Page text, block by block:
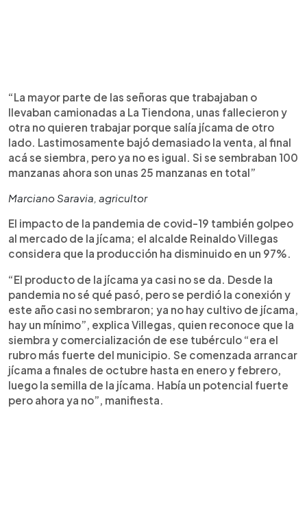
“La mayor parte de las señoras que trabajaban o
llevaban camionadas a La Tiendona, unas fallecieron y
otra no quieren trabajar porque salía jícama de otro
lado. Lastimosamente bajó demasiado la venta, al final
acá se siembra, pero ya no es igual. Si se sembraban 100
manzanas ahora son unas 25 manzanas en total”
Marciano Saravia, agricultor
El impacto de la pandemia de covid-19 también golpeo
al mercado de la jícama; el alcalde Reinaldo Villegas
considera que la producción ha disminuido en un 97%.
“El producto de la jícama ya casi no se da. Desde la
pandemia no sé qué pasó, pero se perdió la conexión y
este año casi no sembraron; ya no hay cultivo de jícama,
hay un mínimo”, explica Villegas, quien reconoce que la
siembra y comercialización de ese tubérculo “era el
rubro más fuerte del municipio. Se comenzada arrancar
jícama a finales de octubre hasta en enero y febrero,
luego la semilla de la jícama. Había un potencial fuerte
pero ahora ya no”, manifiesta.